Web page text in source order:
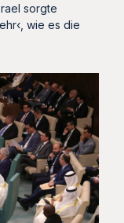
sorgte
wie es die